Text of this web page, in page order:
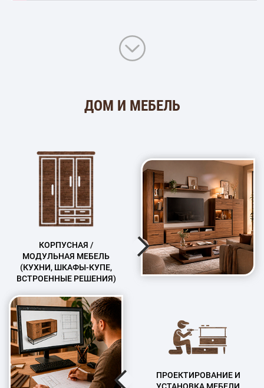
ДОМ И МЕБЕЛЬ
КОРПУСНАЯ /
МОДУЛЬНАЯ МЕБЕЛЬ
(КУХНИ, ШКАФЫ-КУПЕ,
ВСТРОЕННЫЕ РЕШЕНИЯ)
ПРОЕКТИРОВАНИЕ И
УСТАНОВКА МЕБЕЛИ